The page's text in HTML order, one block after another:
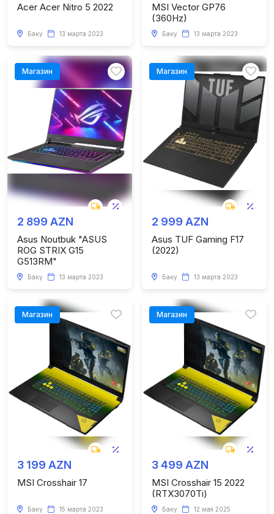
Acer Acer Nitro 5 2022
Баку 13 марта 2023
MSI Vector GP76
(360Hz)
Баку 13 марта 2023
Магазин
2 899 AZN
Asus Noutbuk "ASUS
ROG STRIX G15
G513RM"
Баку 13 марта 2023
Магазин
2 999 AZN
Asus TUF Gaming F17
(2022)
Баку 13 марта 2023
Магазин
3 199 AZN
MSI Crosshair 17
Баку 15 марта 2023
Магазин
3 499 AZN
MSI Crosshair 15 2022
(RTX3070Ti)
Баку 12 мая 2025